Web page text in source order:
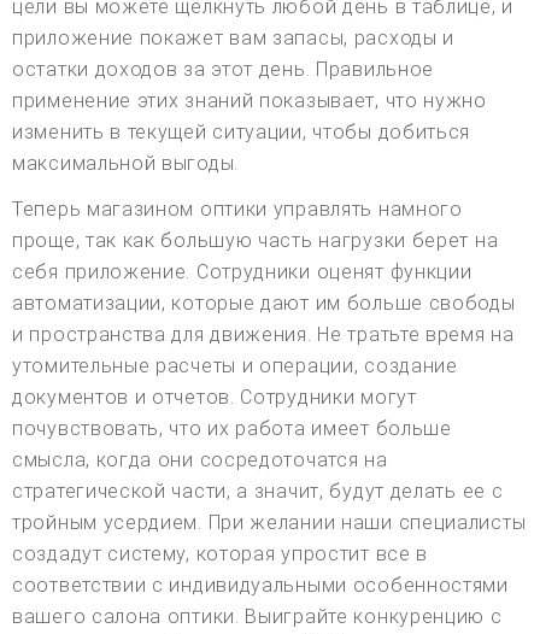
цели вы можете щелкнуть любой день в таблице, и
приложение покажет вам запасы, расходы и
остатки доходов за этот день. Правильное
применение этих знаний показывает, что нужно
изменить в текущей ситуации, чтобы добиться
максимальной выгоды.
Теперь магазином оптики управлять намного
проще, так как большую часть нагрузки берет на
себя приложение. Сотрудники оценят функции
автоматизации, которые дают им больше свободы
и пространства для движения. Не тратьте время на
утомительные расчеты и операции, создание
документов и отчетов. Сотрудники могут
почувствовать, что их работа имеет больше
смысла, когда они сосредоточатся на
стратегической части, а значит, будут делать ее с
тройным усердием. При желании наши специалисты
создадут систему, которая упростит все в
соответствии с индивидуальными особенностями
вашего салона оптики. Выиграйте конкуренцию с